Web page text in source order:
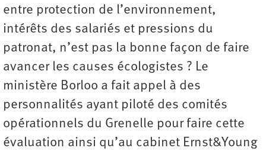
entre protection de l’environnement,
intérêts des salariés et pressions du
patronat, n’est pas la bonne façon de faire
avancer les causes écologistes ? Le
ministère Borloo a fait appel à des
personnalités ayant piloté des comités
opérationnels du Grenelle pour faire cette
évaluation ainsi qu’au cabinet Ernst&Young